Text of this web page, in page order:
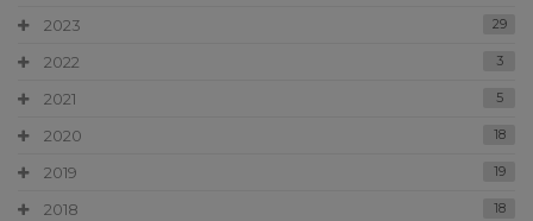
2023 29
2022 3
2021 5
2020 18
2019 19
2018 18